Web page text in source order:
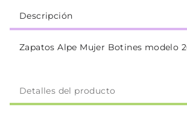
Descripción
Zapatos Alpe Mujer Botines modelo
Detalles del producto